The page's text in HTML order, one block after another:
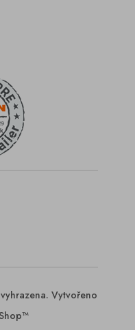
Vytvořeno